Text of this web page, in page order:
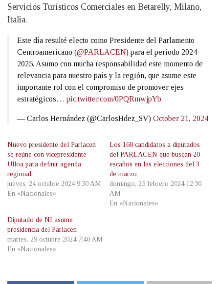
Servicios Turísticos Comerciales en Betarelly, Milano,
Italia.
Este día resulté electo como Presidente del Parlamento
Centroamericano (@PARLACEN) para el período 2024-
2025. Asumo con mucha responsabilidad este momento de
relevancia para nuestro país y la región, que asume este
importante rol con el compromiso de promover ejes
estratégicos… pic.twitter.com/0PQRmwjpYb
— Carlos Hernández (@CarlosHdez_SV) October 21, 2024
Nuevo presidente del Parlacen
se reúne con vicepresidente
Ulloa para definir agenda
regional
jueves, 24 octubre 2024 9:30 AM
En «Nacionales»
Los 160 candidatos a diputados
del PARLACEN que buscan 20
escaños en las elecciones del 3
de marzo
domingo, 25 febrero 2024 12:30
AM
En «Nacionales»
Diputado de NI asume
presidencia del Parlacen
martes, 29 octubre 2024 7:40 AM
En «Nacionales»